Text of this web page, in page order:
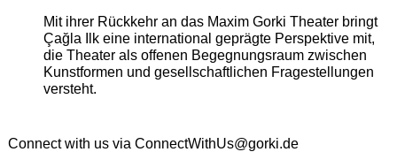
Mit ihrer Rückkehr an das Maxim Gorki Theater bringt
Çağla Ilk eine international geprägte Perspektive mit,
die Theater als offenen Begegnungsraum zwischen
Kunstformen und gesellschaftlichen Fragestellungen
versteht.
Connect with us via ConnectWithUs@gorki.de